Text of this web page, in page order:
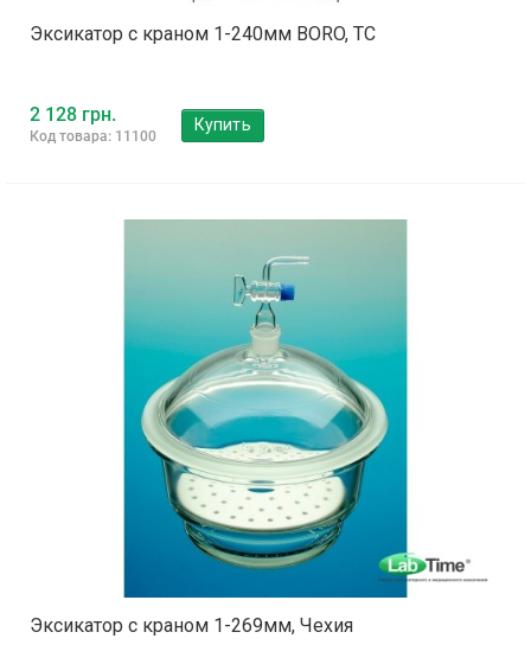
Эксикатор с краном 1-240мм BORO, ТС
2 128 грн.
Код товара: 11100
Купить
Эксикатор с краном 1-269мм, Чехия